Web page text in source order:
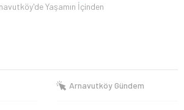
Yaşamın İçinden
Arnavutköy Gündem